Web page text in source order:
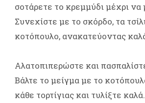
σοτάρετε το κρεμμύδι μέχρι
Συνεχίστε με το σκόρδο, τα
κοτόπουλο, ανακατεύοντας
Αλατοπιπερώστε και
Βάλτε το μείγμα με το
κάθε τορτίγιας και τυλίξτε